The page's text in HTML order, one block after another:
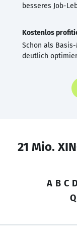
besseres Job-
Kostenlos
Schon als
deutlich
21 Mio.
A B C
Q